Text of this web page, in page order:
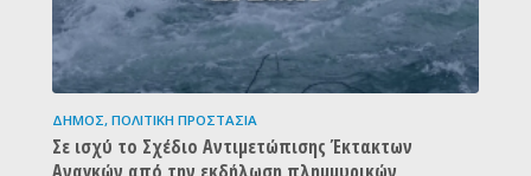
ΔΉΜΟΣ, ΠΟΛΙΤΙΚΉ ΠΡΟΣΤΑΣΊΑ
Σε ισχύ το Σχέδιο Αντιμετώπισης Έκτακτων